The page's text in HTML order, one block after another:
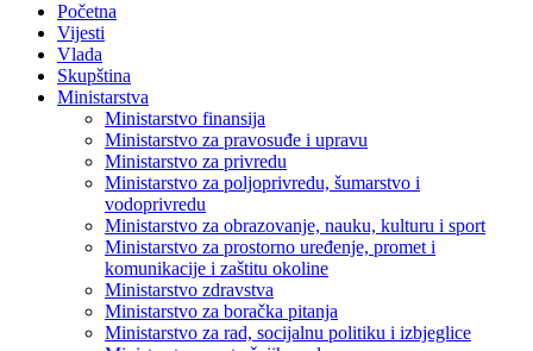
Početna
Vijesti
Vlada
Skupština
Ministarstva
Ministarstvo finansija
Ministarstvo za pravosuđe i upravu
Ministarstvo za privredu
Ministarstvo za poljoprivredu, šumarstvo i
vodoprivredu
Ministarstvo za obrazovanje, nauku, kulturu i sport
Ministarstvo za prostorno uređenje, promet i
komunikacije i zaštitu okoline
Ministarstvo zdravstva
Ministarstvo za boračka pitanja
Ministarstvo za rad, socijalnu politiku i izbjeglice